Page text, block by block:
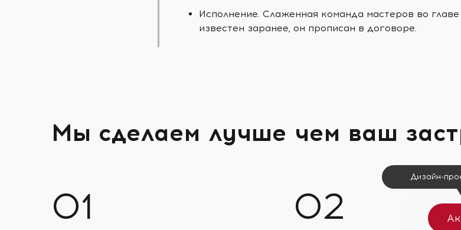
Исполнение. Слаженная команда мастеров во
известен заранее, он прописан в договоре.
Мы сделаем лучше чем ваш
Дизайн-